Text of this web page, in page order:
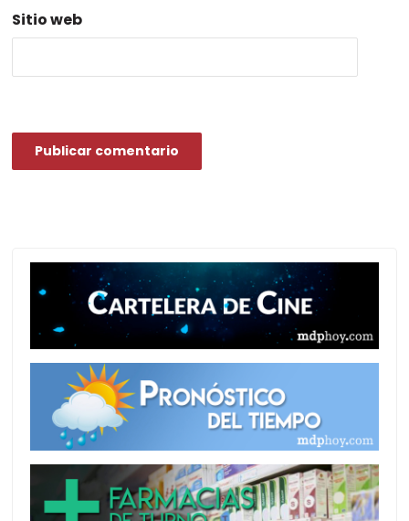
Sitio web